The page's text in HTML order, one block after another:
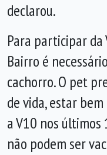
declarou.
Para participar da
Bairro é
cachorro. O pet
de vida, estar
a V10 nos últimos
não podem ser